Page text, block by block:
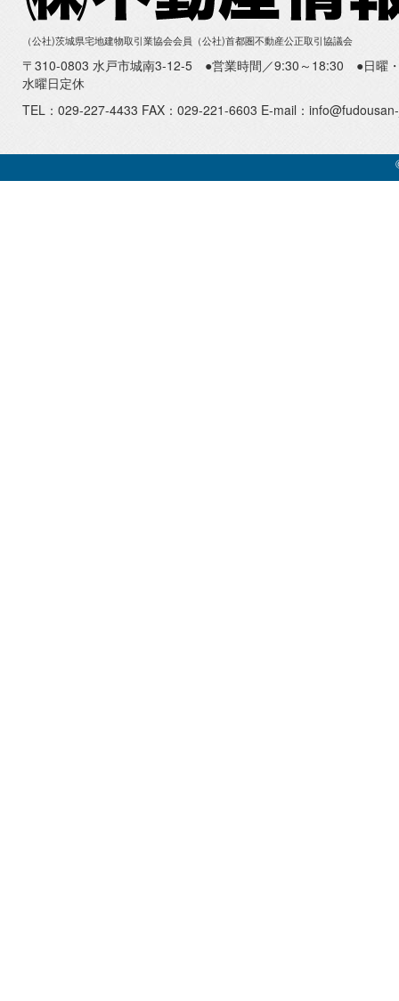
（公社)茨城県宅地建物取引業協会会員（公社)首都圏不動産公正取引協議会
〒310-0803 水戸市城南3-12-5 ●営業時間／9:30～18:30 ●日曜
水曜日定休
TEL：029-227-4433 FAX：029-221-6603 E-mail：